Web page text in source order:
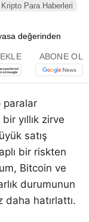
Kripto Para Haberleri
EKLE ABONE OL
paralar
yıllık zirve
satış
bir riskten
Bitcoin ve
durumunun
daha hatırlattı.